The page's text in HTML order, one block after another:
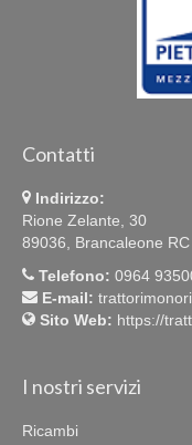
Contatti
Indirizzo:
Rione Zelante, 30
89036, Brancaleone RC
Telefono: 0964
E-mail:
Sito Web: https://
I nostri servizi
Ricambi